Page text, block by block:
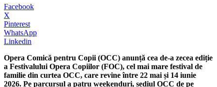
Facebook
X
Pinterest
WhatsApp
Linkedin
Opera Comică pentru Copii (OCC) anunță cea de-a zecea ediție
a Festivalului Opera Copiilor (FOC), cel mai mare festival de
familie din curtea OCC, care revine între 22 mai și 14 iunie
2026. Pe parcursul a patru weekenduri, sediul OCC de pe